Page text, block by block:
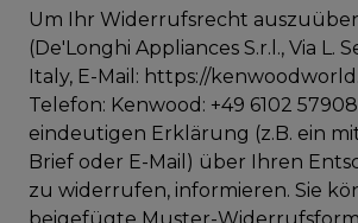
Um Ihr Widerrufsrecht
(De'Longhi Appliances S.r.l., Via L.
Italy, E-Mail: https://
Telefon: Kenwood: +49 6102
eindeutigen Erklärung (z.B. ein
Brief oder E-Mail) über Ihren
zu widerrufen, informieren. Sie